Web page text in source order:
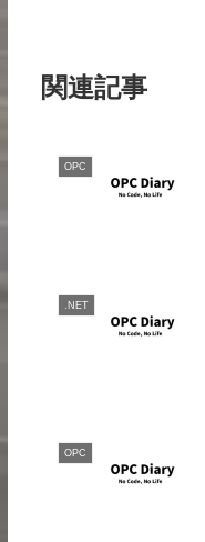
関連記事
OPC
.NET
OPC